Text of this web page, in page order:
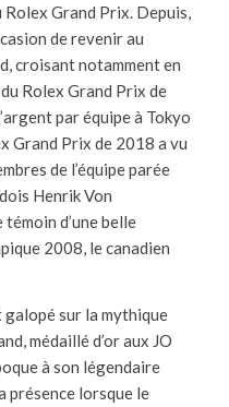
Rolex Grand Prix. Depuis,
de revenir au
croisant notamment en
Rolex Grand Prix de
par équipe à Tokyo
Grand Prix de 2018 a vu
de l’équipe parée
Henrik Von
témoin d’une belle
2008, le canadien
sur la mythique
médaillé d’or aux JO
à son légendaire
présence lorsque le